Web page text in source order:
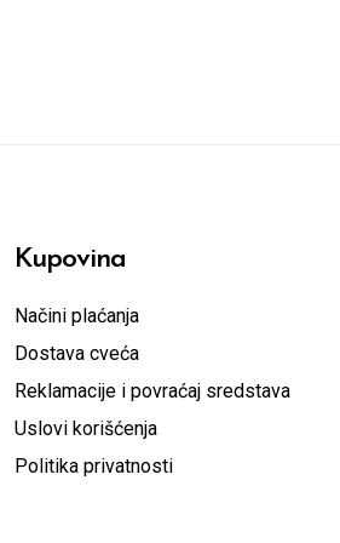
Kupovina
Načini plaćanja
Dostava cveća
Reklamacije i povraćaj sredstava
Uslovi korišćenja
Politika privatnosti